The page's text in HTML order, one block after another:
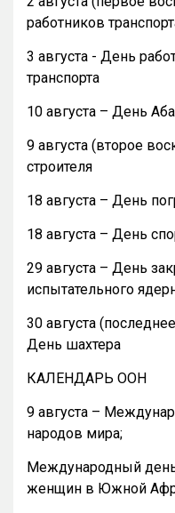
работников
3 августа - День
транспорта
10 августа – День
9 августа (второе
строителя
18 августа – День
18 августа – День
29 августа – День
испытательного
30 августа
День шахтера
КАЛЕНДАРЬ ООН
9 августа –
народов мира;
Международный
женщин в Южной